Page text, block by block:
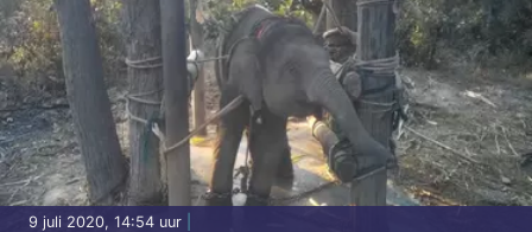
9 juli 2020, 14:54 uur